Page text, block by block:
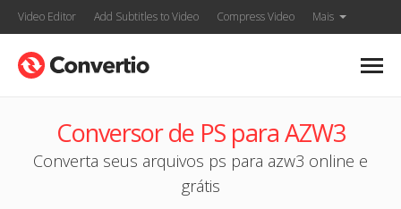
Video Editor Add Subtitles to Video Compress Video Mais
Conversor de PS para AZW3
Converta seus arquivos ps para azw3 online e
grátis